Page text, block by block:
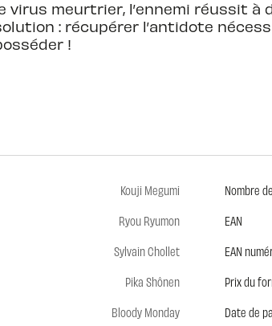
virus meurtrier, l’ennemi réussit
: récupérer l’antidote
!
Kouji Megumi
Ryou Ryumon
Sylvain Chollet
Pika Shônen
Bloody Monday
Nombre
EAN
EAN
Prix du
Date de